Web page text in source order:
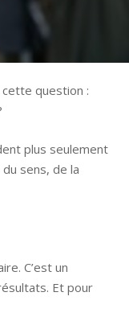
question :
plus seulement
sens, de la
C’est un
Et pour